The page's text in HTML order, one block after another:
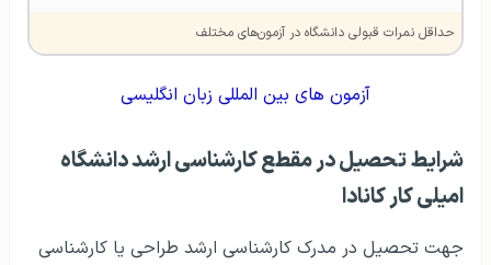
حداقل نمرات قبولی دانشگاه در آزمون‌های مختلف
آزمون های بین المللی زبان انگلیسی
شرایط تحصیل در مقطع کارشناسی ارشد دانشگاه
امیلی کار کانادا
جهت تحصیل در مدرک کارشناسی ارشد طراحی یا کارشناسی